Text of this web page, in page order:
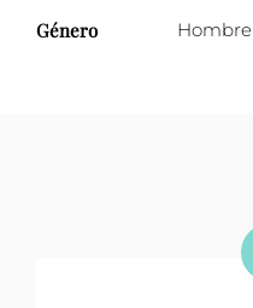
Género Hombre